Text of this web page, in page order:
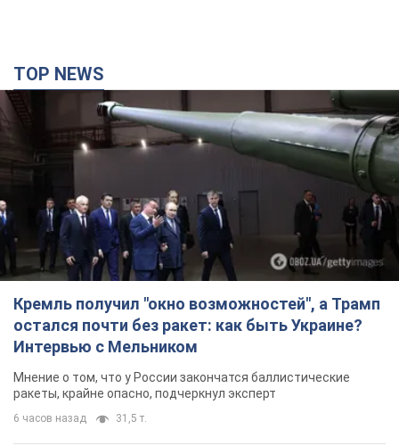
TOP NEWS
Кремль получил "окно возможностей", а Трамп
остался почти без ракет: как быть Украине?
Интервью с Мельником
Мнение о том, что у России закончатся баллистические
ракеты, крайне опасно, подчеркнул эксперт
6 часов назад 31,5 т.